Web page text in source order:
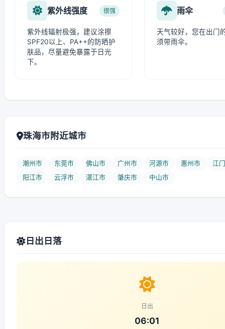
紫外线强度 很强
紫外线辐射极强，建议涂擦
SPF20以上、PA++的防晒护
肤品，尽量避免暴露于日光
下。
雨伞
天气较好，您在出门
须带雨伞。
珠海市附近城市
潮州市 东莞市 佛山市 广州市 河源市 惠州市
江
阳江市
云浮市 湛江市 肇庆市 中山市
日出日落
日出
06:01